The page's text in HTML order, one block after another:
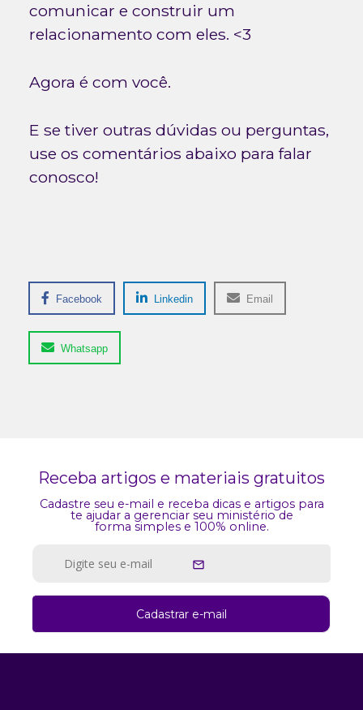
comunicar e construir um
relacionamento com eles. <3
Agora é com você.
E se tiver outras dúvidas ou perguntas,
use os comentários abaixo para falar
conosco!
Facebook Linkedin Email
Whatsapp
Receba artigos e materiais gratuitos
Cadastre seu e-mail e receba dicas e artigos para
te ajudar a gerenciar seu ministério de
forma simples e 100% online.